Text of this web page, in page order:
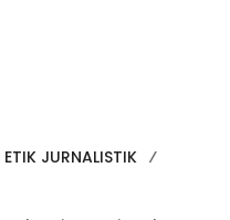
ETIK JURNALISTIK